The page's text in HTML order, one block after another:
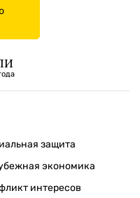
защита
экономика
интересов